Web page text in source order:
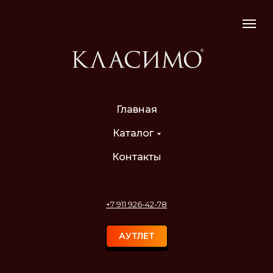
Главная
Каталог
Контакты
+7 911 926-42-78
АУТЛЕТ